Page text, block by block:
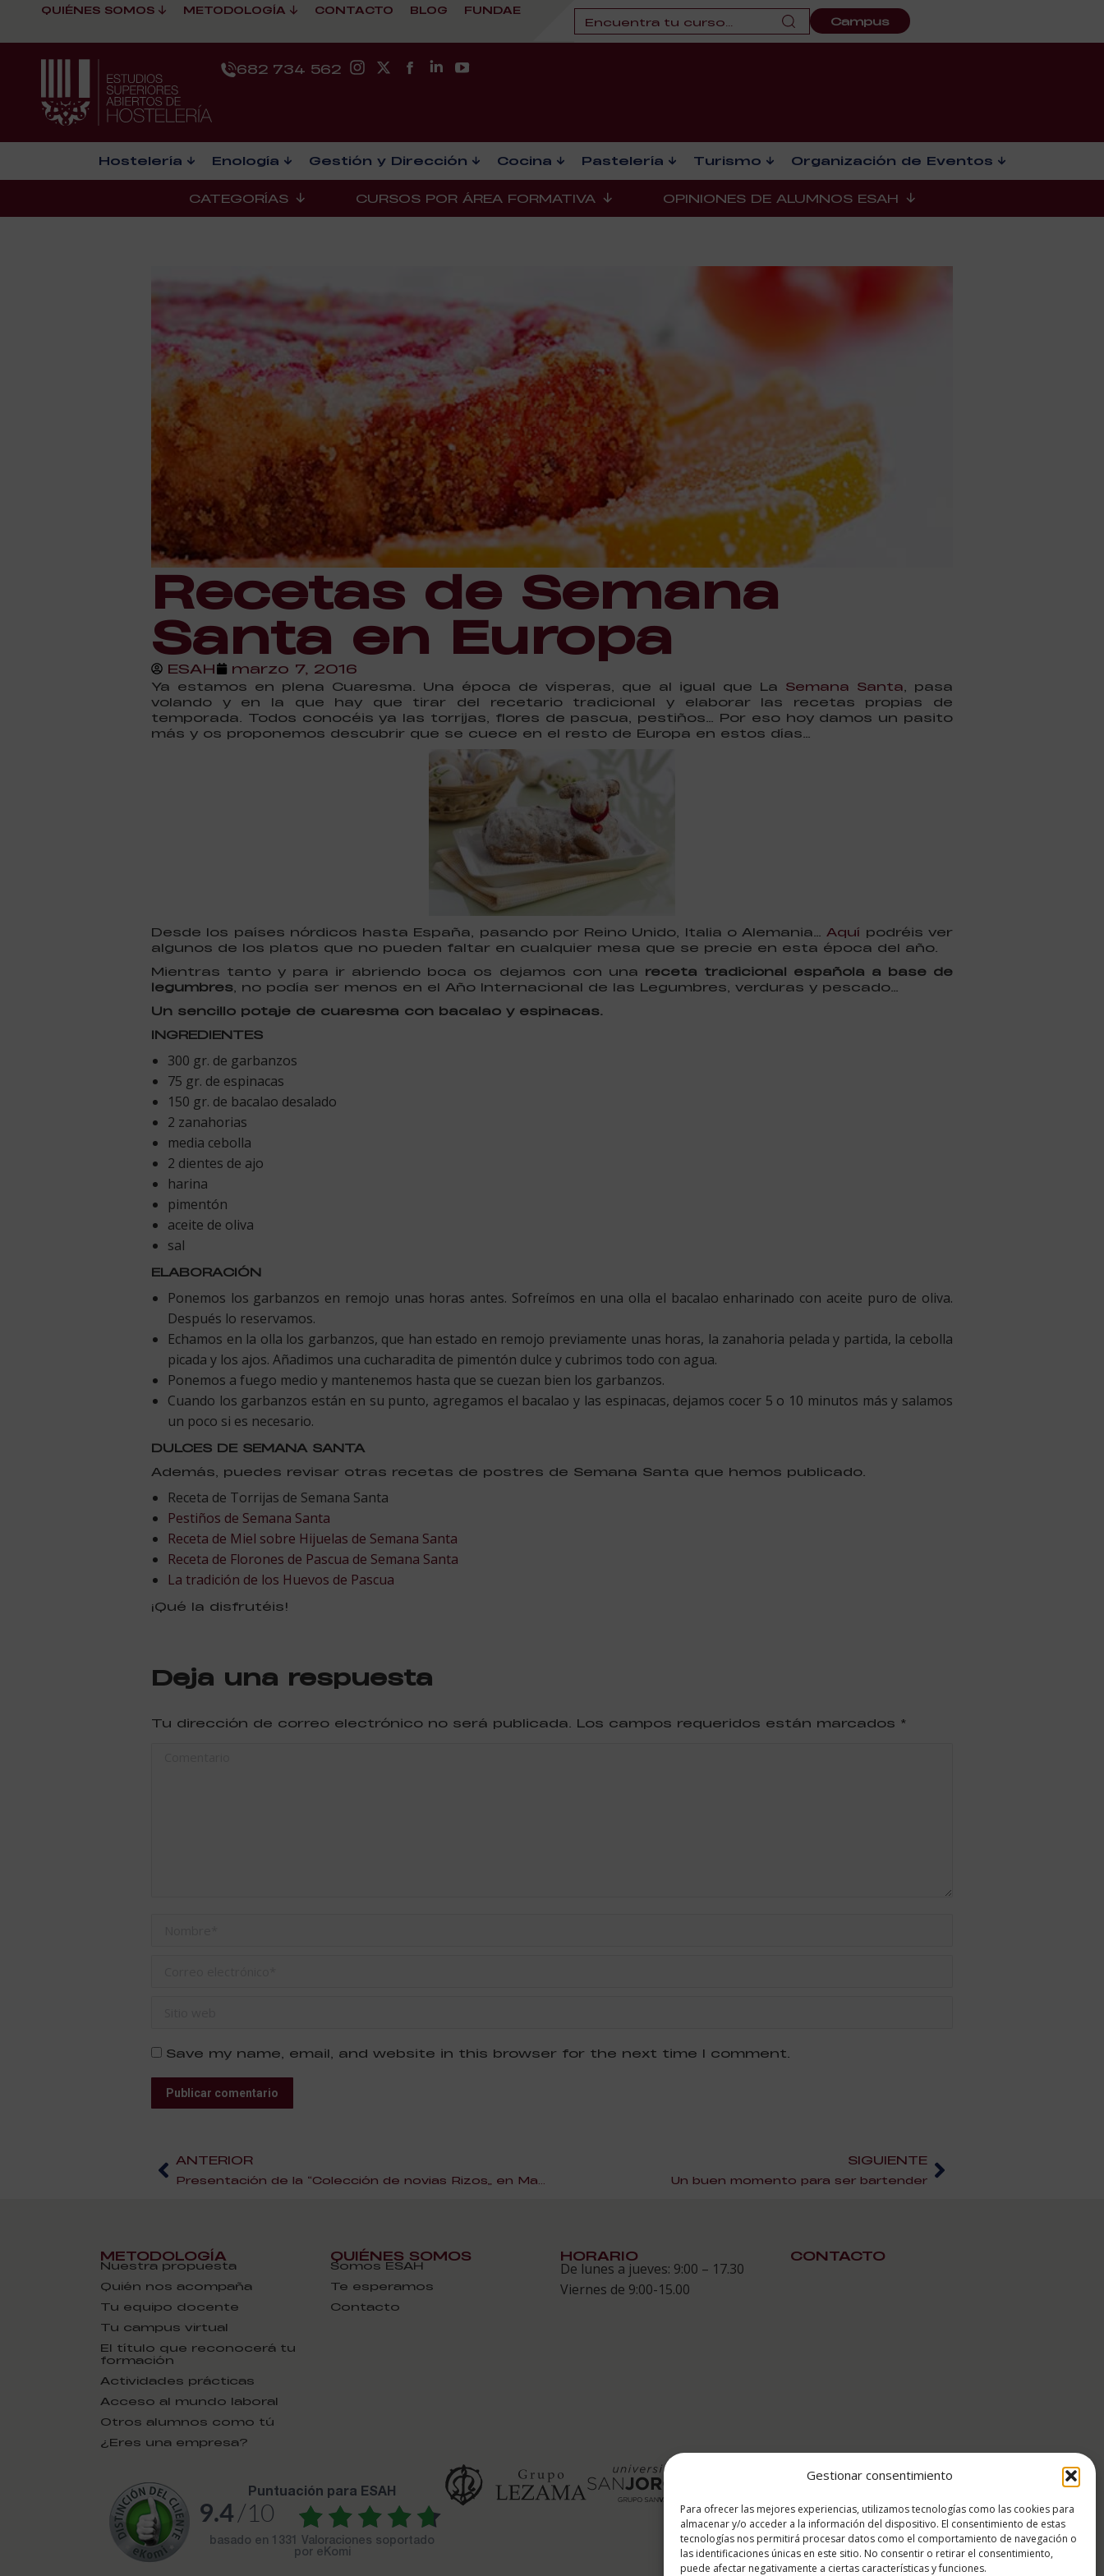
Gestionar consentimiento
Para ofrecer las mejores experiencias, utilizamos tecnologías como las cookies para
almacenar y/o acceder a la información del dispositivo. El consentimiento de estas
tecnologías nos permitirá procesar datos como el comportamiento de navegación o
las identificaciones únicas en este sitio. No consentir o retirar el consentimiento,
puede afectar negativamente a ciertas características y funciones.
QUIÉNES SOMOS METODOLOGÍA CONTACTO BLOG FUNDAE
Campus
682 734 562
Hostelería Enología Gestión y Dirección Cocina Pastelería Turismo Organización de Eventos
CATEGORÍAS CURSOS POR ÁREA FORMATIVA OPINIONES DE ALUMNOS ESAH
Recetas de Semana
Santa en Europa
ESAH marzo 7, 2016
Ya estamos en plena Cuaresma. Una época de vísperas, que al igual que La Semana Santa, pasa
volando y en la que hay que tirar del recetario tradicional y elaborar las recetas propias de
temporada. Todos conocéis ya las torrijas, flores de pascua, pestiños… Por eso hoy damos un pasito
más y os proponemos descubrir que se cuece en el resto de Europa en estos días…
Desde los países nórdicos hasta España, pasando por Reino Unido, Italia o Alemania…Aquí podréis ver
algunos de los platos que no pueden faltar en cualquier mesa que se precie en esta época del año.
Mientras tanto y para ir abriendo boca os dejamos con una receta tradicional española a base de
legumbres, no podía ser menos en el Año Internacional de las Legumbres, verduras y pescado…
Un sencillo potaje de cuaresma con bacalao y espinacas.
INGREDIENTES
300 gr. de garbanzos
75 gr. de espinacas
150 gr. de bacalao desalado
2 zanahorias
media cebolla
2 dientes de ajo
harina
pimentón
aceite de oliva
sal
ELABORACIÓN
Ponemos los garbanzos en remojo unas horas antes. Sofreímos en una olla el bacalao enharinado con aceite puro de oliva.
Después lo reservamos.
Echamos en la olla los garbanzos, que han estado en remojo previamente unas horas, la zanahoria pelada y partida, la cebolla
picada y los ajos. Añadimos una cucharadita de pimentón dulce y cubrimos todo con agua.
Ponemos a fuego medio y mantenemos hasta que se cuezan bien los garbanzos.
Cuando los garbanzos están en su punto, agregamos el bacalao y las espinacas, dejamos cocer 5 o 10 minutos más y salamos
un poco si es necesario.
DULCES DE SEMANA SANTA
Además, puedes revisar otras recetas de postres de Semana Santa que hemos publicado.
Receta de Torrijas de Semana Santa
Pestiños de Semana Santa
Receta de Miel sobre Hijuelas de Semana Santa
Receta de Florones de Pascua de Semana Santa
La tradición de los Huevos de Pascua
¡Qué la disfrutéis!
Deja una respuesta
Tu dirección de correo electrónico no será publicada. Los campos requeridos están marcados *
Save my name, email, and website in this browser for the next time I comment.
Publicar comentario
ANTERIOR
Presentación de la “Colección de novias Rizos” en Madrid
SIGUIENTE
Un buen momento para ser bartender
METODOLOGÍA
Nuestra propuesta
Quién nos acompaña
Tu equipo docente
Tu campus virtual
El título que reconocerá tu
formación
Actividades prácticas
Acceso al mundo laboral
Otros alumnos como tú
¿Eres una empresa?
QUIÉNES SOMOS
Somos ESAH
Te esperamos
Contacto
HORARIO
De lunes a jueves: 9:00 – 17.30
Viernes de 9:00-15.00
CONTACTO
puntuación para ESAH
9.4/10
basado en 1331 Valoraciones soportado
por eKomi